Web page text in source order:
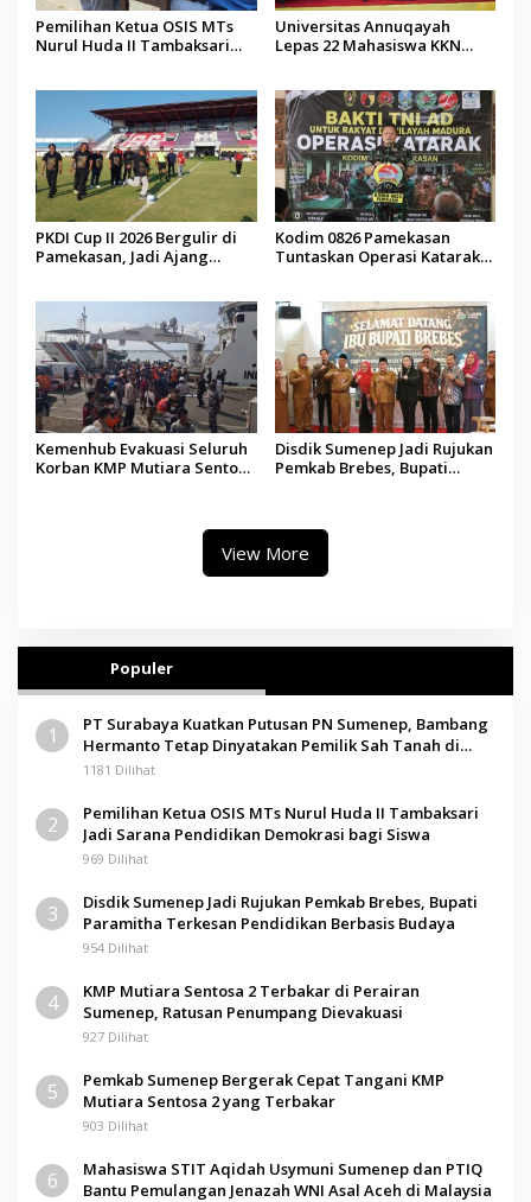
Pemilihan Ketua OSIS MTs
Nurul Huda II Tambaksari
Universitas Annuqayah
Lepas 22 Mahasiswa KKN
PKDI Cup II 2026 Bergulir di
Pamekasan, Jadi Ajang
Kodim 0826 Pamekasan
Tuntaskan Operasi Katarak
Kemenhub Evakuasi Seluruh
Korban KMP Mutiara Sentosa
Disdik Sumenep Jadi Rujukan
Pemkab Brebes, Bupati
View More
Populer
1
PT Surabaya Kuatkan Putusan PN Sumenep, Bambang
Hermanto Tetap Dinyatakan Pemilik Sah Tanah di
Pamolokan
1181 Dilihat
2
Pemilihan Ketua OSIS MTs Nurul Huda II Tambaksari
Jadi Sarana Pendidikan Demokrasi bagi Siswa
969 Dilihat
3
Disdik Sumenep Jadi Rujukan Pemkab Brebes, Bupati
Paramitha Terkesan Pendidikan Berbasis Budaya
954 Dilihat
4
KMP Mutiara Sentosa 2 Terbakar di Perairan
Sumenep, Ratusan Penumpang Dievakuasi
927 Dilihat
5
Pemkab Sumenep Bergerak Cepat Tangani KMP
Mutiara Sentosa 2 yang Terbakar
903 Dilihat
6
Mahasiswa STIT Aqidah Usymuni Sumenep dan PTIQ
Bantu Pemulangan Jenazah WNI Asal Aceh di Malaysia